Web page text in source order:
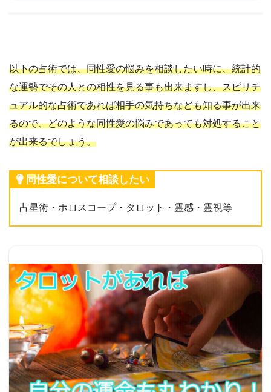
以下の占術では、同性愛の悩みを相談したい時に、統計的
な運勢でその人との相性を見る事も出来ますし、スピリチ
ュアル的な占術であれば相手の気持ちなども知る事が出来
るので、どのような同性愛の悩みであっても対処すること
が出来るでしょう。
同性愛について相談したい
占星術・ホロスコープ・タロット・霊感・霊視等